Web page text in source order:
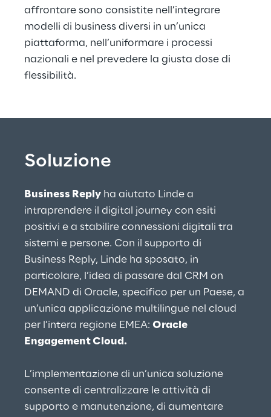
affrontare sono consistite nell’integrare
modelli di business diversi in un’unica
piattaforma, nell’uniformare i processi
nazionali e nel prevedere la giusta dose di
flessibilità.
Soluzione
Business Reply ha aiutato Linde a
intraprendere il digital journey con esiti
positivi e a stabilire connessioni digitali tra
sistemi e persone. Con il supporto di
Business Reply, Linde ha sposato, in
particolare, l’idea di passare dal CRM on
DEMAND di Oracle, specifico per un Paese, a
un’unica applicazione multilingue nel cloud
per l’intera regione EMEA: Oracle
Engagement Cloud.
L’implementazione di un’unica soluzione
consente di centralizzare le attività di
supporto e manutenzione, di aumentare